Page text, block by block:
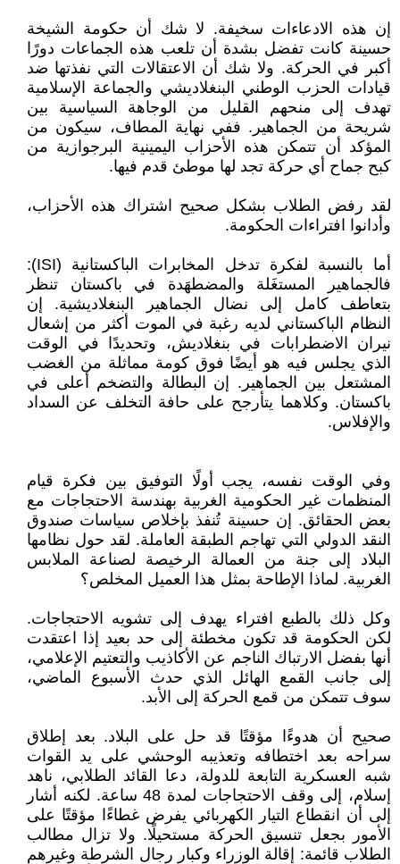
إن هذه الادعاءات سخيفة. لا شك أن حكومة الشيخة
حسينة كانت تفضل بشدة أن تلعب هذه الجماعات دورًا
أكبر في الحركة. ولا شك أن الاعتقالات التي نفذتها ضد
قيادات الحزب الوطني البنغلاديشي والجماعة الإسلامية
تهدف إلى منحهم القليل من الوجاهة السياسية بين
شريحة من الجماهير. ففي نهاية المطاف، سيكون من
المؤكد أن تتمكن هذه الأحزاب اليمينية البرجوازية من
كبح جماح أي حركة تجد لها موطئ قدم فيها.
لقد رفض الطلاب بشكل صحيح اشتراك هذه الأحزاب،
وأدانوا افتراءات الحكومة.
أما بالنسبة لفكرة تدخل المخابرات الباكستانية (ISI):
فالجماهير المستغَلة والمضطهَدة في باكستان تنظر
بتعاطف كامل إلى نضال الجماهير البنغلاديشية. إن
النظام الباكستاني لديه رغبة في الموت أكثر من إشعال
نيران الاضطرابات في بنغلاديش، وتحديدًا في الوقت
الذي يجلس فيه هو أيضًا فوق كومة مماثلة من الغضب
المشتعل بين الجماهير. إن البطالة والتضخم أعلى في
باكستان. وكلاهما يتأرجح على حافة التخلف عن السداد
والإفلاس.
وفي الوقت نفسه، يجب أولًا التوفيق بين فكرة قيام
المنظمات غير الحكومية الغربية بهندسة الاحتجاجات مع
بعض الحقائق. إن حسينة تُنفذ بإخلاص سياسات صندوق
النقد الدولي التي تهاجم الطبقة العاملة. لقد حول نظامها
البلاد إلى جنة من العمالة الرخيصة لصناعة الملابس
الغربية. لماذا الإطاحة بمثل هذا العميل المخلص؟
وكل ذلك بالطبع افتراء يهدف إلى تشويه الاحتجاجات.
لكن الحكومة قد تكون مخطئة إلى حد بعيد إذا اعتقدت
أنها بفضل الارتباك الناجم عن الأكاذيب والتعتيم الإعلامي،
إلى جانب القمع الهائل الذي حدث الأسبوع الماضي،
سوف تتمكن من قمع الحركة إلى الأبد.
صحيح أن هدوءًا مؤقتًا قد حل على البلاد. بعد إطلاق
سراحه بعد اختطافه وتعذيبه الوحشي على يد القوات
شبه العسكرية التابعة للدولة، دعا القائد الطلابي، ناهد
إسلام، إلى وقف الاحتجاجات لمدة 48 ساعة. لكنه أشار
إلى أن انقطاع التيار الكهربائي يفرض غطاءًا مؤقتًا على
الأمور بجعل تنسيق الحركة مستحيلًا. ولا تزال مطالب
الطلاب قائمة: إقالة الوزراء وكبار رجال الشرطة وغيرهم